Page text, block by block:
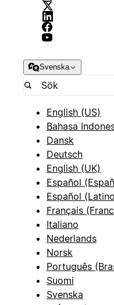
Svenska
English (US)
Bahasa
Dansk
Deutsch
English (UK)
Español
Español
Français
Italiano
Nederlands
Norsk
Português
Suomi
Svenska